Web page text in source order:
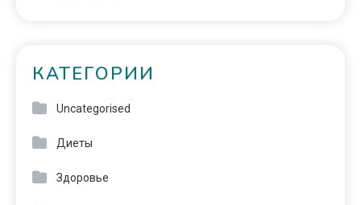
КАТЕГОРИИ
Uncategorised
Диеты
Здоровье